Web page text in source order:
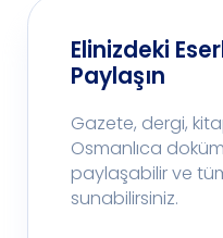
Elinizdeki
Paylaşın
Gazete, dergi,
Osmanlıca
paylaşabilir ve
sunabilirsiniz.